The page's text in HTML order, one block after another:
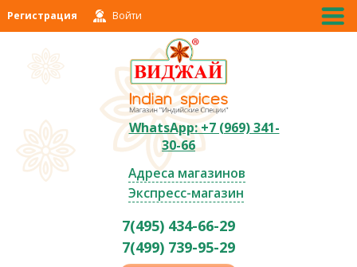
Регистрация Войти
WhatsApp: +7 (969) 341-
30-66
Адреса магазинов
Экспресс-магазин
7(495) 434-66-29
7(499) 739-95-29